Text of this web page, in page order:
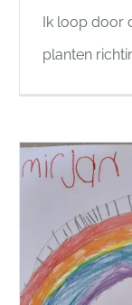
Ik loop door
planten